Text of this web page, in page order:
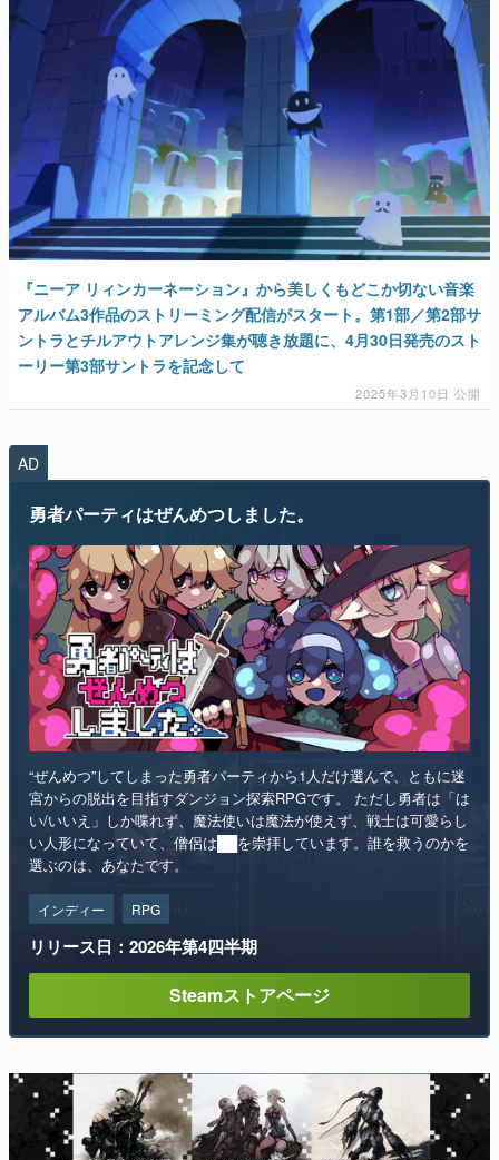
『ニーア リィンカーネーション』から美しくもどこか切ない音楽
アルバム3作品のストリーミング配信がスタート。第1部／第2部サ
ントラとチルアウトアレンジ集が聴き放題に、4月30日発売のスト
ーリー第3部サントラを記念して
2025年3月10日 公開
AD
勇者パーティはぜんめつしました。
“ぜんめつ”してしまった勇者パーティから1人だけ選んで、ともに迷
宮からの脱出を目指すダンジョン探索RPGです。 ただし勇者は「は
い/いいえ」しか喋れず、魔法使いは魔法が使えず、戦士は可愛らし
い人形になっていて、僧侶は██を崇拝しています。誰を救うのかを
選ぶのは、あなたです。
インディー RPG
リリース日：2026年第4四半期
Steamストアページ